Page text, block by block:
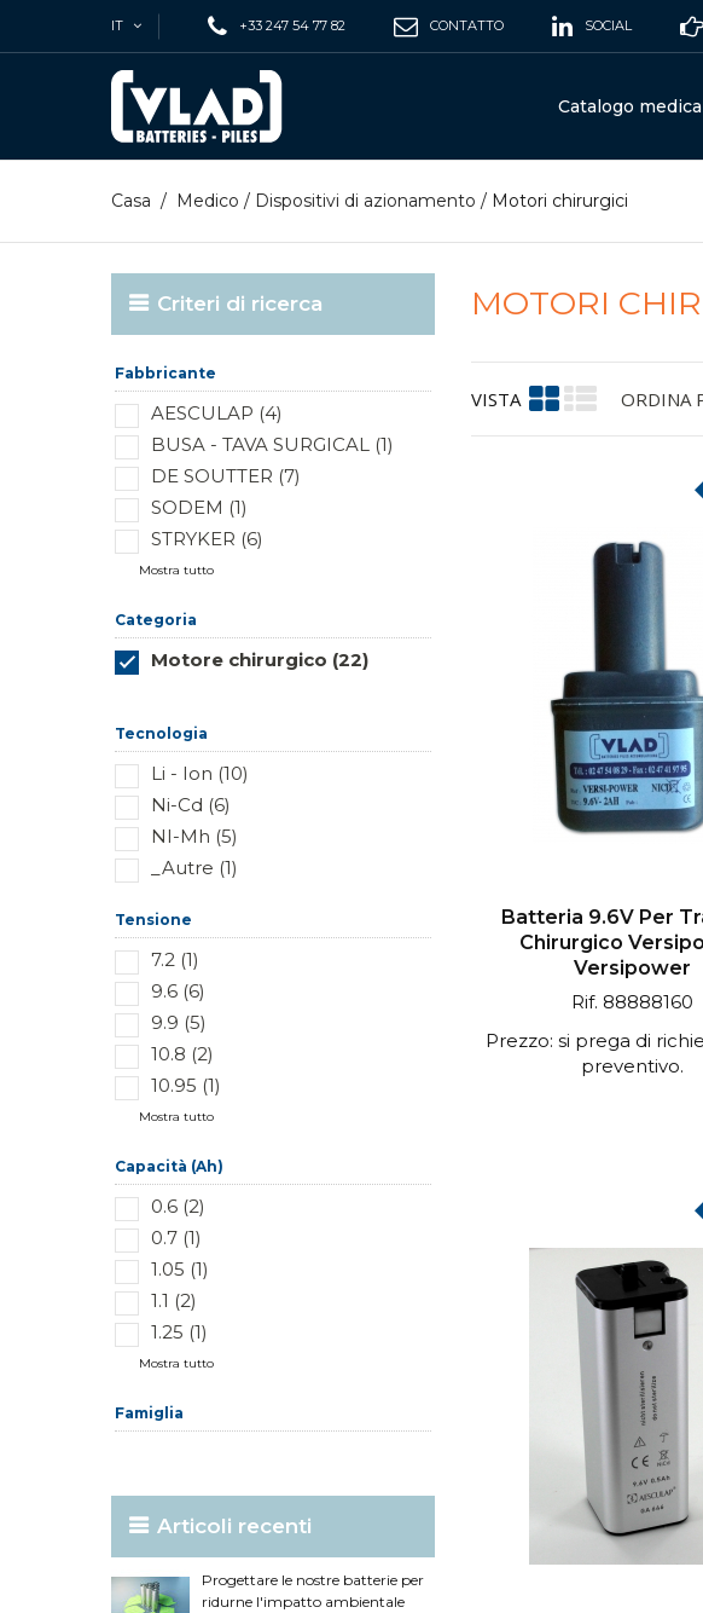
IT +33 247 54 77 82 CONTATTO SOCIAL
Catalogo
Casa / Medico / Dispositivi di azionamento / Motori chirurgici
Criteri di ricerca
Fabbricante
AESCULAP (4)
BUSA - TAVA SURGICAL (1)
DE SOUTTER (7)
SODEM (1)
STRYKER (6)
Mostra tutto
Categoria
Motore chirurgico (22)
Tecnologia
Li - Ion (10)
Ni-Cd (6)
NI-Mh (5)
_Autre (1)
Tensione
7.2 (1)
9.6 (6)
9.9 (5)
10.8 (2)
10.95 (1)
Mostra tutto
Capacità (Ah)
0.6 (2)
0.7 (1)
1.05 (1)
1.1 (2)
1.25 (1)
Mostra tutto
Famiglia
Articoli recenti
Progettare le nostre batterie per
ridurne l'impatto ambientale
MOTORI
VISTA ORDINA
Batteria 9.6V Per
Chirurgico
Versipower
Rif. 88888160
Prezzo: si prega di
preventivo.